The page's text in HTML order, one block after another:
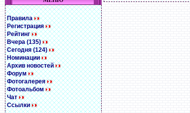
Правила
Регистрация
Рейтинг
Вчера (135)
Сегодня (124)
Номинации
Архив новостей
Форум
Фотогалерея
Фотоальбом
Чат
Ссылки